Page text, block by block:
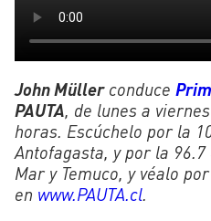
John Müller conduce
PAUTA, de lunes a
horas. Escúchelo por la
Antofagasta, y por la
Mar y Temuco, y véalo
en www.PAUTA.cl.